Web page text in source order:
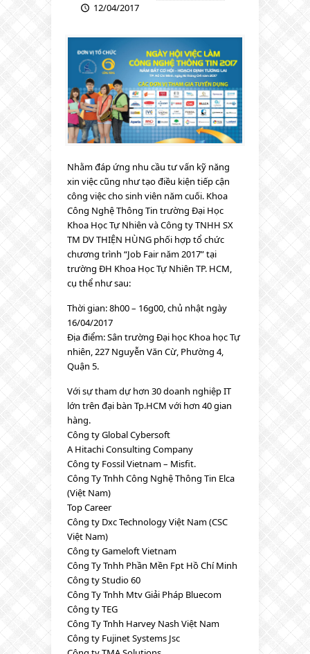
12/04/2017
Nhằm đáp ứng nhu cầu tư vấn kỹ năng
xin việc cũng như tạo điều kiện tiếp cận
công việc cho sinh viên năm cuối. Khoa
Công Nghệ Thông Tin trường Đại Học
Khoa Học Tự Nhiên và Công ty TNHH SX
TM DV THIỆN HÙNG phối hợp tổ chức
chương trình “Job Fair năm 2017” tại
trường ĐH Khoa Học Tự Nhiên TP. HCM,
cụ thể như sau:
Thời gian: 8h00 – 16g00, chủ nhật ngày
16/04/2017
Địa điểm: Sân trường Đại học Khoa học Tự
nhiên, 227 Nguyễn Văn Cừ, Phường 4,
Quận 5.
Với sự tham dự hơn 30 doanh nghiệp IT
lớn trên đại bàn Tp.HCM với hơn 40 gian
hàng.
Công ty Global Cybersoft
A Hitachi Consulting Company
Công ty Fossil Vietnam – Misfit.
Công Ty Tnhh Công Nghệ Thông Tin Elca
(Việt Nam)
Top Career
Công ty Dxc Technology Việt Nam (CSC
Việt Nam)
Công ty Gameloft Vietnam
Công Ty Tnhh Phần Mền Fpt Hồ Chí Minh
Công ty Studio 60
Công Ty Tnhh Mtv Giải Pháp Bluecom
Công ty TEG
Công Ty Tnhh Harvey Nash Việt Nam
Công ty Fujinet Systems Jsc